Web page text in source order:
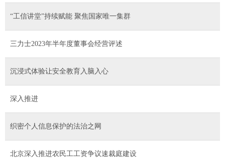
“工信讲堂”持续赋能 聚焦国家唯一集群
三力士2023年半年度董事会经营评述
沉浸式体验让安全教育入脑入心
深入推进
织密个人信息保护的法治之网
北京深入推进农民工工资争议速裁庭建设